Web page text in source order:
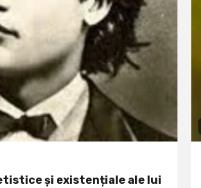
și existențiale ale lui